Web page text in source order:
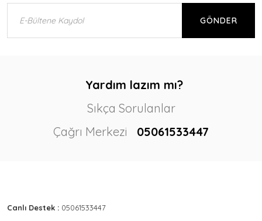
GÖNDER
Yardım lazım mı?
Sıkça Sorulanlar
Çağrı Merkezi
05061533447
Canlı Destek : 05061533447